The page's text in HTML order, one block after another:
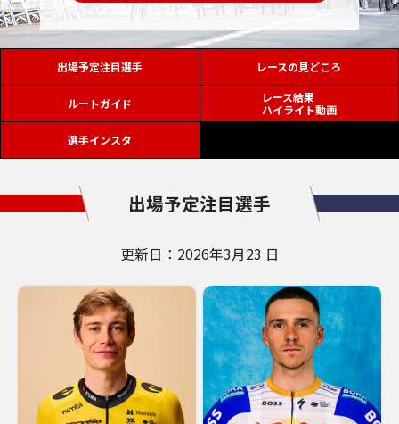
出場予定注目選手 レースの見どころ
ルートガイド
レース結果
ハイライト動画
選手インスタ
出場予定注目選手
更新日：2026年3月23 日